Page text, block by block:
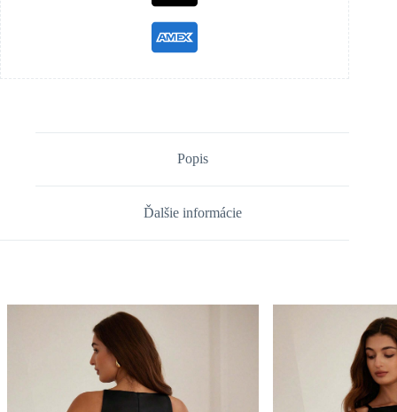
Popis
Ďalšie informácie